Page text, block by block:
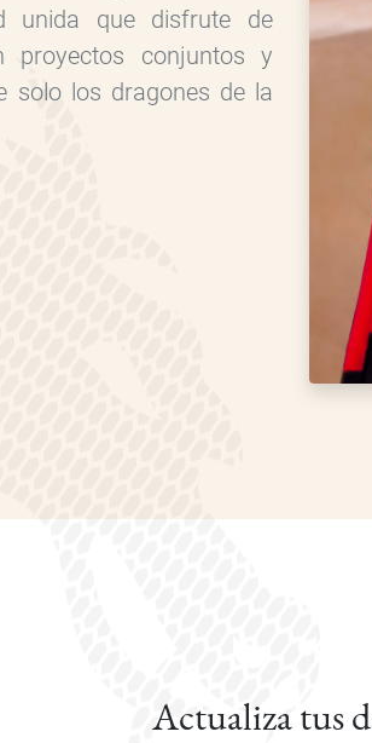
unida que disfrute de
proyectos conjuntos y
solo los dragones de la
Actualiza tus